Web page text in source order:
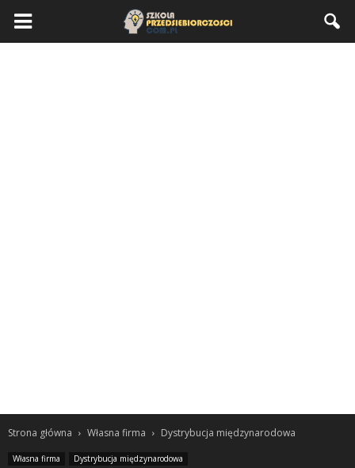
Strona główna Własna firma Dystrybucja międzynarodowa
Własna firma Dystrybucja międzynarodowa